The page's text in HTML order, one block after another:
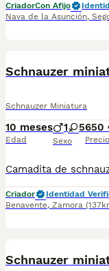
CriadorCon Afijo
Nava de la Asunción,
Schnauzer
Schnauzer Miniatura
10 meses
Edad
1 5
Sexo
650
Precio
Criador
Identidad
Benavente, Zamora
Schnauzer